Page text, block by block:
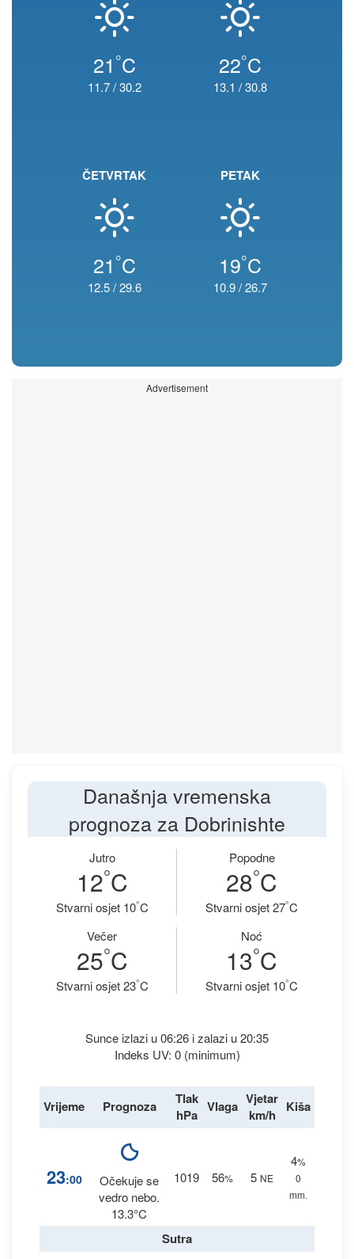
21 °C
11.7/30.2
22°C
13.1 /30.8
ČETVRTAK
21 °C
12.5/29.6
PETAK
19°C
10.9/26.7
Advertisement
Današnja vremenska
prognoza za Dobrinishte
Jutro
12°C
Stvarni osjet 10°C
Popodne
28°C
Stvarni osjet 27°C
Večer
25°C
Stvarni osjet 23°C
Noć
13°C
Stvarni osjet 10°C
Sunce izlazi u 06:26 i zalazi u 20:35
Indeks UV: 0 (minimum)
Vrijeme Prognoza
Tlak
hPa Vlaga Vjetar
km/h
Kiša
23:00
Očekuje se
vedro nebo.
13.3°C
1019 56% 5 NE
4%
0
mm.
Sutra